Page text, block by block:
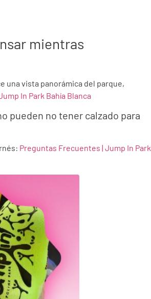
mientras
una vista panorámica del parque,
In Park Bahía Blanca
pueden no tener calzado para
Preguntas Frecuentes | Jump In Park